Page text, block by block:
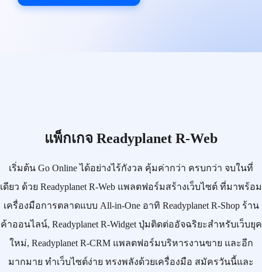
แพ็กเกจ Readyplanet R-Web
เริ่มต้น Go Onlineได้อย่างไร้กังวล คุ้มค่ากว่า ครบกว่า จบในที่
เดียว ด้วย Readyplanet R-Web แพลตฟอร์มสร้างเว็บไซต์ ที่มาพร้อม
เครื่องมือการตลาดแบบ All-in-Oneอาทิ Readyplanet R-Shopร้าน
ค้าออนไลน์, Readyplanet R-Widgetปุ่มติดต่ออัจฉริยะสำหรับเว็บยุค
ใหม่, Readyplanet R-CRMแพลตฟอร์มบริหารงานขาย และอีก
มากมาย ทำเว็บไซต์ง่าย ทรงพลังด้วยเครื่องมือ สมัครวันนี้และ